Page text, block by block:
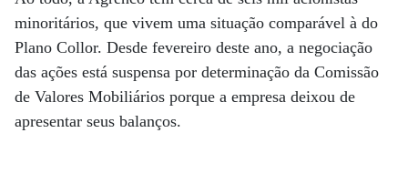
minoritários, que vivem uma situação comparável à do
Plano Collor. Desde fevereiro deste ano, a negociação
das ações está suspensa por determinação da Comissão
de Valores Mobiliários porque a empresa deixou de
apresentar seus balanços.